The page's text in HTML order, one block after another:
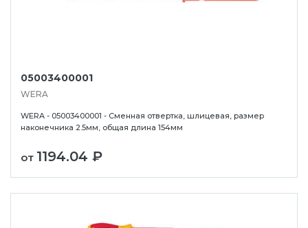
05003400001
WERA
WERA - 05003400001 - Сменная отвертка, шлицевая, размер
наконечника 2.5мм, общая длина 154мм
от 1194.04 ₽